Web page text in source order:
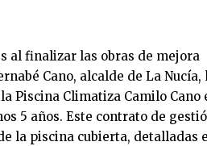
al finalizar las obras de mejora
Cano, alcalde de La
Piscina Climatiza Camilo Cano
5 años. Este contrato de
la piscina cubierta, detalladas